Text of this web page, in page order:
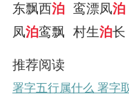
东飘西泊 鸾漂凤泊
凤泊鸾飘 村生泊长
推荐阅读
署字五行属什么 署字